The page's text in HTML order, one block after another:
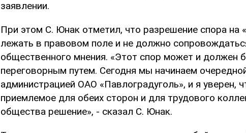
заявлении.
При этом С. Юнак отметил, что разрешение спора на
лежать в правовом поле и не должно
общественного мнения. «Этот спор может и должен
переговорным путем. Сегодня мы начинаем
администрацией ОАО «Павлоградуголь», и я уверен,
приемлемое для обеих сторон и для трудового
общества решение», - сказал С. Юнак.